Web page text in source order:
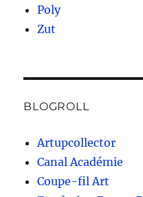
Poly
Zut
BLOGROLL
Artupcollector
Canal Académie
Coupe-fil Art